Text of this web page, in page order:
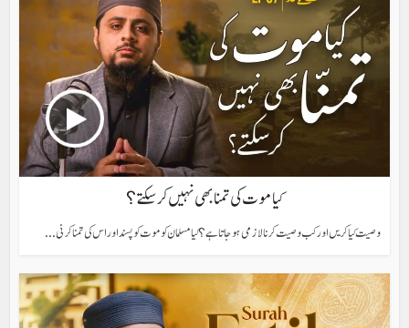
کیا موت کی تمنا بھی نہیں کر سکتے؟
وصیت کیا کریں اور کب وصیت کرنا لازمی ہو جاتا ہے؟ کیا مسلمان کو موت کو پسند اور اس کی تمنا کرنی...